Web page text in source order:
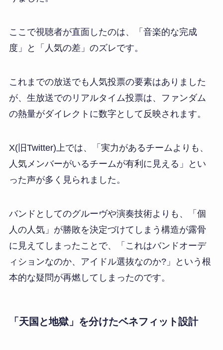
ここで視聴者が直面したのは、「音楽的な完成
度」と「人気の差」のズレです。
これまでの放送でも人気投票の要素はありました
が、生放送でのリアルタイム投票は、ファンダム
の熱量がダイレクトに数字として反映されます。
X(旧Twitter)上では、「実力があるチームよりも、
人気メンバーがいるチームが有利に見える」とい
った声が多く見られました。
バンドとしてのグルーヴや演奏技術よりも、「個
人の人気」が勝敗を決定づけてしまう構造が露骨
に見えてしまったことで、「これはバンドオーデ
ィションなのか、アイドル選抜なのか?」という根
本的な疑問が再燃してしまったのです。
「天国と地獄」を分けたベネフィット設計